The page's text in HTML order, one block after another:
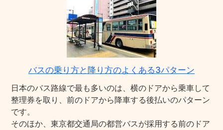
バスの乗り方と降り方のよくある3パターン
日本のバス路線で最も多いのは、横のドアから乗車して
整理券を取り、前のドアから降車する後払いのパターン
です。
そのほか、東京都交通局の都営バスが採用する前のドア